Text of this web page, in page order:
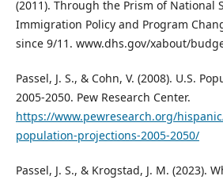
(2011). Through the Prism of National
Immigration Policy and Program
since 9/11. www.dhs.gov/xabout/
Passel, J. S., & Cohn, V. (2008). U.S.
2005-2050. Pew Research Center.
https://www.pewresearch.org/
population-projections-2005-2050/
Passel, J. S., & Krogstad, J. M. (2023).